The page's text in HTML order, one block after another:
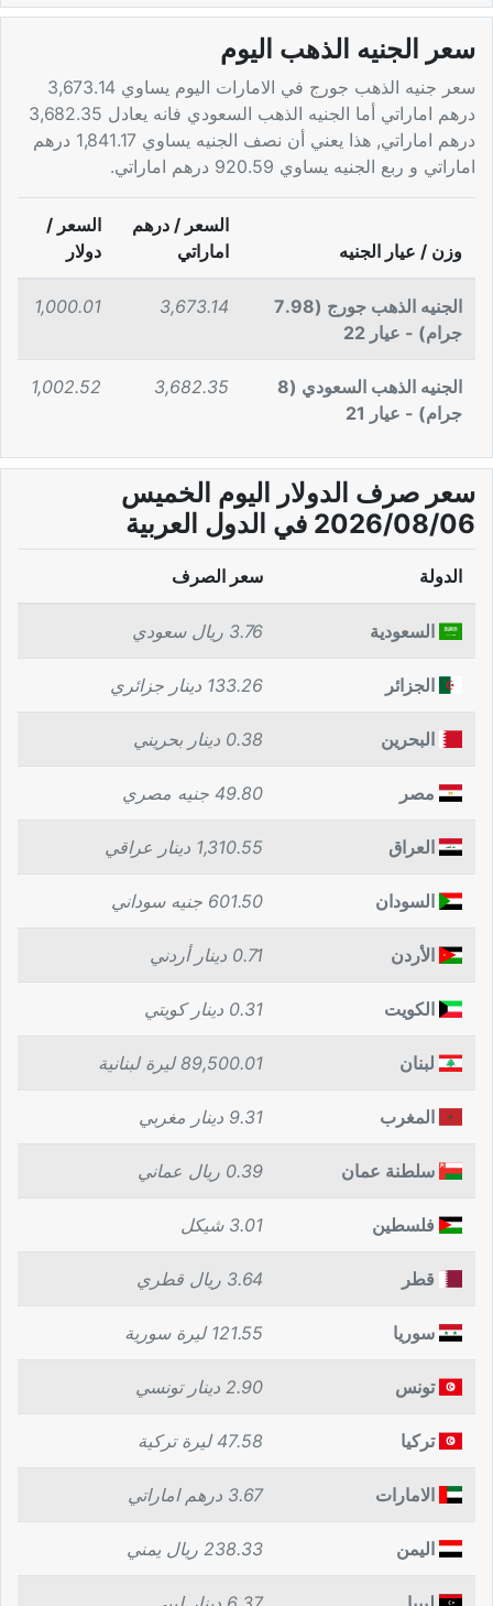
سعر الجنيه الذهب اليوم
سعر جنيه الذهب جورج في الامارات اليوم يساوي 3,673.14
درهم اماراتي أما الجنيه الذهب السعودي فانه يعادل 3,682.35
درهم اماراتي, هذا يعني أن نصف الجنيه يساوي 1,841.17 درهم
اماراتي و ربع الجنيه يساوي 920.59 درهم اماراتي.
وزن / عيار الجنيه
السعر / درهم
اماراتي
السعر /
دولار
الجنيه الذهب جورج (7.98
جرام) - عيار 22
3,673.14
1,000.01
الجنيه الذهب السعودي (8
جرام) - عيار 21
3,682.35
1,002.52
سعر صرف الدولار اليوم الخميس
2026/08/06 في الدول العربية
الدولة سعر الصرف
السعودية 3.76 ريال سعودي
الجزائر 133.26 دينار جزائري
البحرين 0.38 دينار بحريني
مصر 49.80 جنيه مصري
العراق 1,310.55 دينار عراقي
السودان 601.50 جنيه سوداني
الأردن 0.71 دينار أردني
الكويت 0.31 دينار كويتي
لبنان 89,500.01 ليرة لبنانية
المغرب 9.31 دينار مغربي
سلطنة عمان 0.39 ريال عماني
فلسطين 3.01 شيكل
قطر 3.64 ريال قطري
سوريا 121.55 ليرة سورية
تونس 2.90 دينار تونسي
تركيا 47.58 ليرة تركية
الامارات 3.67 درهم اماراتي
اليمن 238.33 ريال يمني